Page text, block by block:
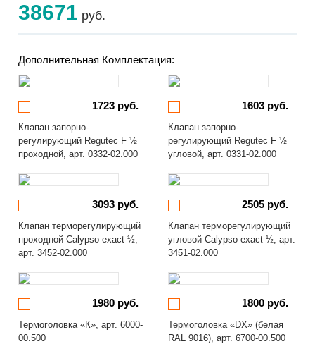
38671 руб.
Дополнительная Комплектация:
1723 руб.
Клапан запорно-
регулирующий Regutec F ½
проходной, арт. 0332-02.000
1603 руб.
Клапан запорно-
регулирующий Regutec F ½
угловой, арт. 0331-02.000
3093 руб.
Клапан терморегулирующий
проходной Calypso exact ½,
арт. 3452-02.000
2505 руб.
Клапан терморегулирующий
угловой Calypso exact ½, арт.
3451-02.000
1980 руб.
Термоголовка «К», арт. 6000-
00.500
1800 руб.
Термоголовка «DX» (белая
RAL 9016), арт. 6700-00.500